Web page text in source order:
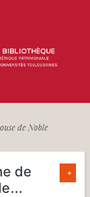
de Noble
de
...
+